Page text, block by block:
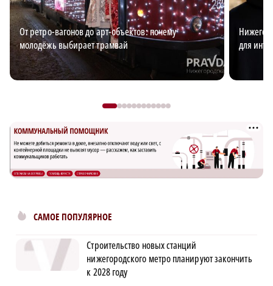
От ретро-вагонов до арт-объектов: почему
молодёжь выбирает трамвай
для
САМОЕ ПОПУЛЯРНОЕ
Строительство новых станций
нижегородского метро планируют закончить
к 2028 году